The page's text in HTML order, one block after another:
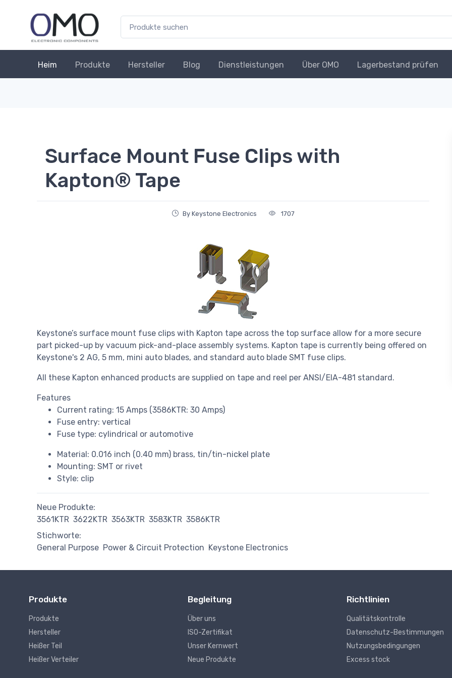
Heim Produkte Hersteller Blog Dienstleistungen Über OMO Lagerbestand prüfen
Surface Mount Fuse Clips with
Kapton® Tape
By Keystone Electronics 1707
Keystone’s surface mount fuse clips with Kapton tape across the top surface allow for a more secure
part picked-up by vacuum pick-and-place assembly systems. Kapton tape is currently being offered on
Keystone's 2 AG, 5 mm, mini auto blades, and standard auto blade SMT fuse clips.
All these Kapton enhanced products are supplied on tape and reel per ANSI/EIA-481 standard.
Features
Current rating: 15 Amps (3586KTR: 30 Amps)
Fuse entry: vertical
Fuse type: cylindrical or automotive
Material: 0.016 inch (0.40 mm) brass, tin/tin-nickel plate
Mounting: SMT or rivet
Style: clip
Neue Produkte:
3561KTR 3622KTR 3563KTR 3583KTR 3586KTR
Stichworte:
General Purpose Power & Circuit Protection Keystone Electronics
Produkte
Produkte
Hersteller
Heißer Teil
Heißer Verteiler
Begleitung
Über uns
ISO-Zertifikat
Unser Kernwert
Neue Produkte
Richtlinien
Qualitätskontrolle
Datenschutz-Bestimmungen
Nutzungsbedingungen
Excess stock